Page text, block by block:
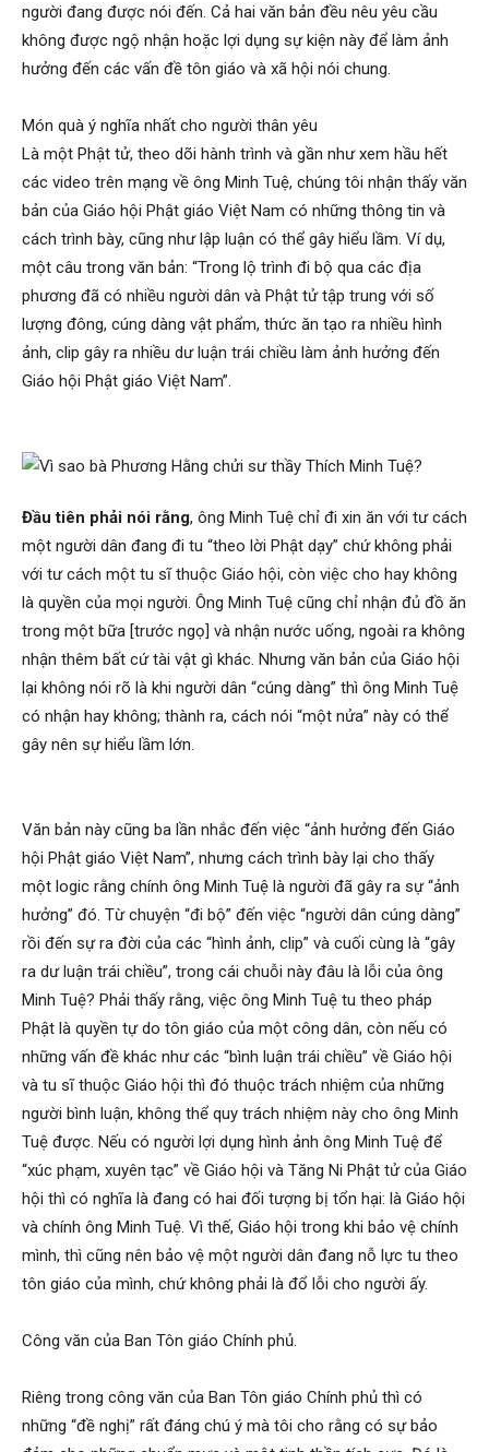
người đang được nói đến. Cả hai văn bản đều nêu yêu cầu
không được ngộ nhận hoặc lợi dụng sự kiện này để làm ảnh
hưởng đến các vấn đề tôn giáo và xã hội nói chung.
Món quà ý nghĩa nhất cho người thân yêu
Là một Phật tử, theo dõi hành trình và gần như xem hầu hết
các video trên mạng về ông Minh Tuệ, chúng tôi nhận thấy văn
bản của Giáo hội Phật giáo Việt Nam có những thông tin và
cách trình bày, cũng như lập luận có thể gây hiểu lầm. Ví dụ,
một câu trong văn bản: “Trong lộ trình đi bộ qua các địa
phương đã có nhiều người dân và Phật tử tập trung với số
lượng đông, cúng dàng vật phẩm, thức ăn tạo ra nhiều hình
ảnh, clip gây ra nhiều dư luận trái chiều làm ảnh hưởng đến
Giáo hội Phật giáo Việt Nam”.
Đầu tiên phải nói rằng, ông Minh Tuệ chỉ đi xin ăn với tư cách
một người dân đang đi tu “theo lời Phật dạy” chứ không phải
với tư cách một tu sĩ thuộc Giáo hội, còn việc cho hay không
là quyền của mọi người. Ông Minh Tuệ cũng chỉ nhận đủ đồ ăn
trong một bữa [trước ngọ] và nhận nước uống, ngoài ra không
nhận thêm bất cứ tài vật gì khác. Nhưng văn bản của Giáo hội
lại không nói rõ là khi người dân “cúng dàng” thì ông Minh Tuệ
có nhận hay không; thành ra, cách nói “một nửa” này có thể
gây nên sự hiểu lầm lớn.
Văn bản này cũng ba lần nhắc đến việc “ảnh hưởng đến Giáo
hội Phật giáo Việt Nam”, nhưng cách trình bày lại cho thấy
một logic rằng chính ông Minh Tuệ là người đã gây ra sự “ảnh
hưởng” đó. Từ chuyện “đi bộ” đến việc “người dân cúng dàng”
rồi đến sự ra đời của các “hình ảnh, clip” và cuối cùng là “gây
ra dư luận trái chiều”, trong cái chuỗi này đâu là lỗi của ông
Minh Tuệ? Phải thấy rằng, việc ông Minh Tuệ tu theo pháp
Phật là quyền tự do tôn giáo của một công dân, còn nếu có
những vấn đề khác như các “bình luận trái chiều” về Giáo hội
và tu sĩ thuộc Giáo hội thì đó thuộc trách nhiệm của những
người bình luận, không thể quy trách nhiệm này cho ông Minh
Tuệ được. Nếu có người lợi dụng hình ảnh ông Minh Tuệ để
“xúc phạm, xuyên tạc” về Giáo hội và Tăng Ni Phật tử của Giáo
hội thì có nghĩa là đang có hai đối tượng bị tổn hại: là Giáo hội
và chính ông Minh Tuệ. Vì thế, Giáo hội trong khi bảo vệ chính
mình, thì cũng nên bảo vệ một người dân đang nỗ lực tu theo
tôn giáo của mình, chứ không phải là đổ lỗi cho người ấy.
Công văn của Ban Tôn giáo Chính phủ.
Riêng trong công văn của Ban Tôn giáo Chính phủ thì có
những “đề nghị” rất đáng chú ý mà tôi cho rằng có sự bảo